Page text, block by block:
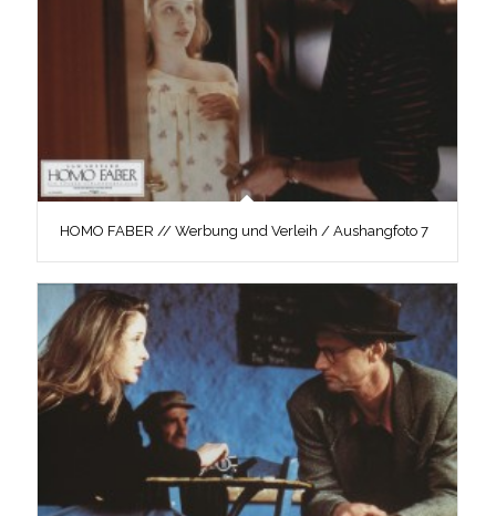
HOMO FABER // Werbung und Verleih / Aushangfoto 7